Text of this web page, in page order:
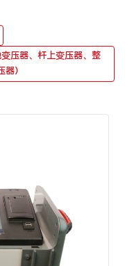
压器、杆上变压器、整
）